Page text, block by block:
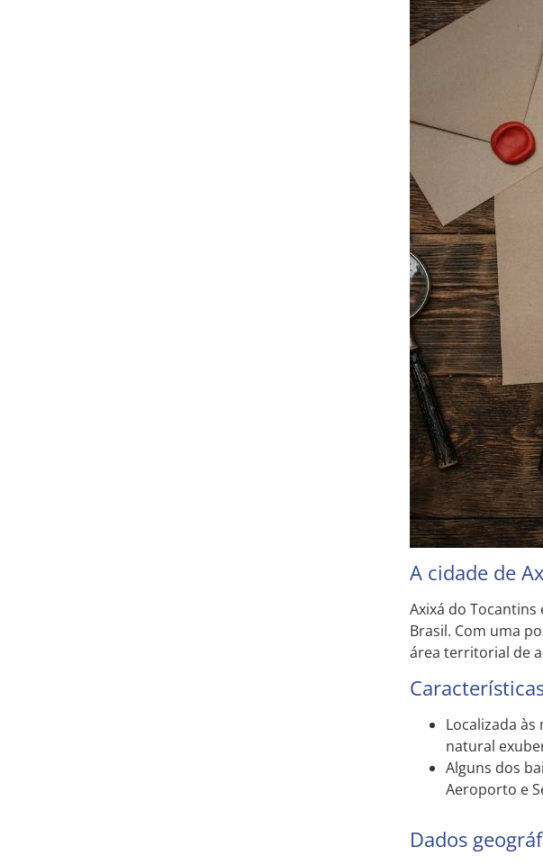
A cidade de
Axixá do
Brasil. Com uma
área territorial de
Localizada
natural
Alguns dos
Aeroporto e
Dados